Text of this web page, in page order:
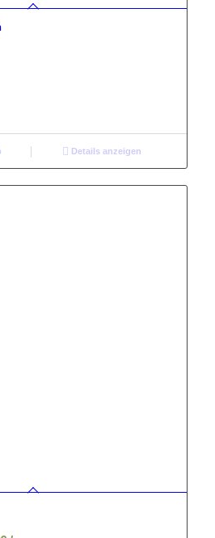
Details anzeigen